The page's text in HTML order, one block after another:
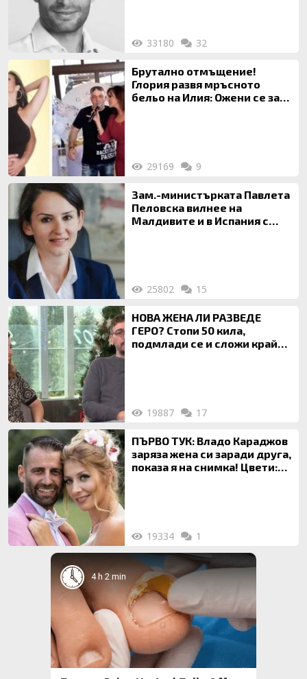
33180 32
Брутално отмъщение!
Глория развя мръсното
бельо на Илия: Ожени се за
29169 9
Зам.-министърката Павлета
Пеловска вилнее на
Малдивите и в Испания с
25802 15
НОВА ЖЕНА ЛИ РАЗВЕДЕ
ГЕРО? Стопи 50 кила,
подмлади се и сложи край
19887 17
ПЪРВО ТУК: Владо Караджов
заряза жена си заради друга,
показа я на снимка! Цвети:
19334 1
4 h 2 min